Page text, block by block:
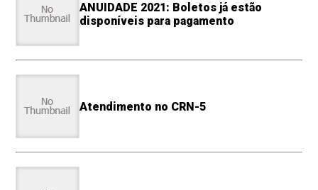
ANUIDADE 2021: Boletos já estão
disponíveis para pagamento
Atendimento no CRN-5